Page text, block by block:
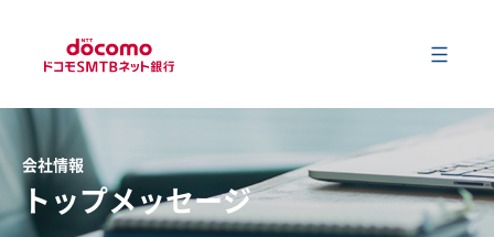
会社情報
事業内容
会社情報
トップメッセージ